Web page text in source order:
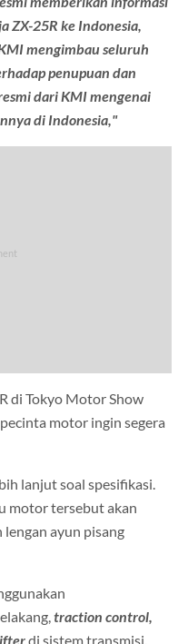
ZX-25R ke Indonesia,
mengimbau seluruh
penupuan dan
dari KMI mengenai
di Indonesia,"
di Tokyo Motor Show
motor ingin segera
lanjut soal spesifikasi.
motor tersebut akan
lengan ayun pisang
traction control,
di sistem transmisi,